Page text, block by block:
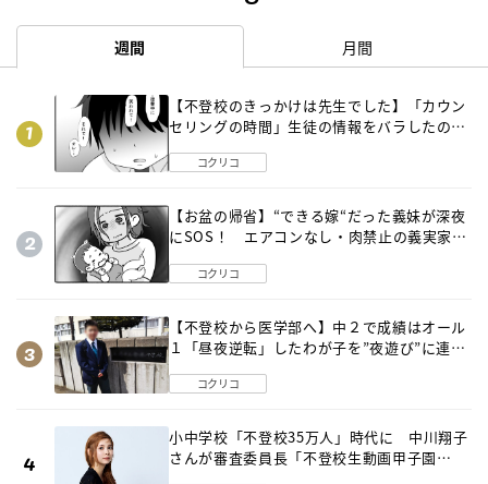
週間 月間
【不登校のきっかけは先生でした】「カウン
セリングの時間」生徒の情報をバラしたの
コクリコ
【お盆の帰省】“できる嫁“だった義妹が深夜
にSOS！ エアコンなし・肉禁止の義実家ル
コクリコ
【不登校から医学部へ】中２で成績はオール
１「昼夜逆転」したわが子を”夜遊び”に連れ
コクリコ
小中学校「不登校35万人」時代に 中川翔子
さんが審査委員長「不登校生動画甲子園